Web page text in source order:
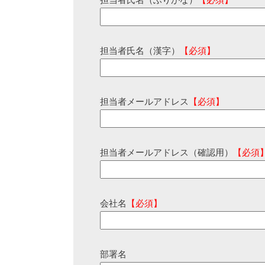
担当者氏名（漢字） 【必須】
担当者メールアドレス 【必須】
担当者メールアドレス（確認用） 【必須
会社名 【必須】
部署名